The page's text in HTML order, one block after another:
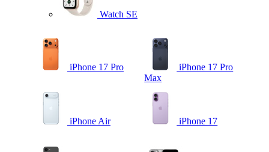
Watch SE
iPhone 17 Pro
iPhone 17 Pro
Max
iPhone Air iPhone 17